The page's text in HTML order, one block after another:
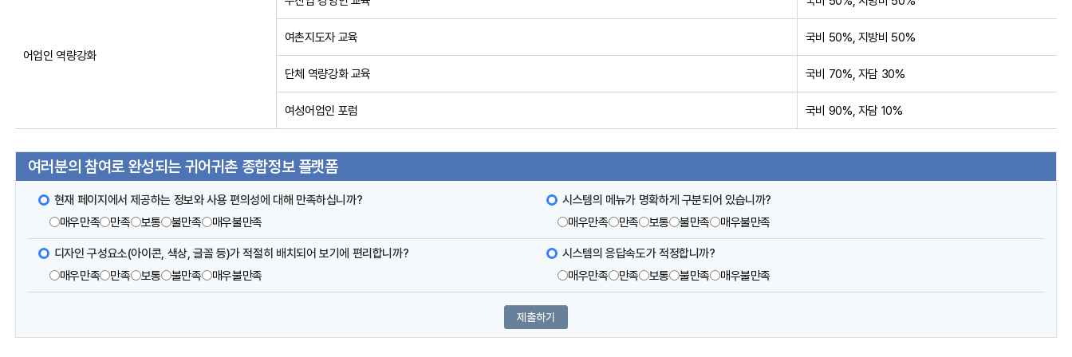
어업인 역량강화
여촌지도자 교육 국비 50%, 지방비 50%
단체 역량강화 교육 국비 70%, 자담 30%
여성어업인 포럼 국비 90%, 자담 10%
여러분의 참여로 완성되는 귀어귀촌 종합정보 플랫폼
현재 페이지에서 제공하는 정보와 사용 편의성에 대해 만족하십니까?
매우만족
만족 보통 불만족 매우불만족
시스템의 메뉴가 명확하게 구분되어 있습니까?
매우만족
만족 보통 불만족 매우불만족
디자인 구성요소(아이콘, 색상, 글꼴 등)가 적절히 배치되어 보기에 편리합니까?
매우만족
만족 보통 불만족 매우불만족
시스템의 응답속도가 적정합니까?
매우만족
만족 보통 불만족 매우불만족